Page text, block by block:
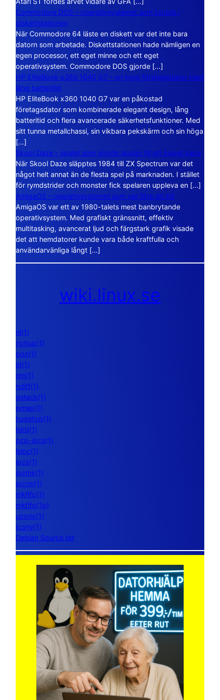
Commodore DOS – operativsystemet som bodde i
diskettstationen
När Commodore 64 läste en diskett var det inte bara
datorn som arbetade. Diskettstationen hade nämligen en
egen processor, ett eget minne och ett eget
operativsystem. Commodore DOS gjorde […]
HP EliteBook x360 1040 G7 – en lyxig företagsdator med
lång batteritid
HP EliteBook x360 1040 G7 var en påkostad
företagsdator som kombinerade elegant design, lång
batteritid och flera avancerade säkerhetsfunktioner. Med
sitt tunna metallchassi, sin vikbara pekskärm och sin höga
[…]
Skool Daze – spelet som gjorde skolan till ett öppet kaos
När Skool Daze släpptes 1984 till ZX Spectrum var det
något helt annat än de flesta spel på marknaden. I stället
för rymdstrider och monster fick spelaren uppleva en […]
AmigaOS – operativsystemet som var före sin tid
AmigaOS var ett av 1980-talets mest banbrytande
operativsystem. Med grafiskt gränssnitt, effektiv
multitasking, avancerat ljud och färgstark grafik visade
det att hemdatorer kunde vara både kraftfulla och
användarvänliga långt […]
wiki.linux.se
nl(1)
nohup(1)
pon(1)
ld(1)
nm(1)
ndiff(1)
gstack(1)
pmap(1)
hugetop(1)
lsirq(1)
pcp-ipcs(1)
lsipc(1)
ipcs(1)
ipcmk(1)
ipcrm(1)
mkfifo(1)
mkfifo(1p)
uconv(1)
iconv(1)
Debian Source list